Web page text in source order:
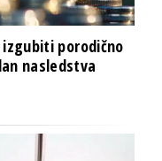
porodično
nasledstva